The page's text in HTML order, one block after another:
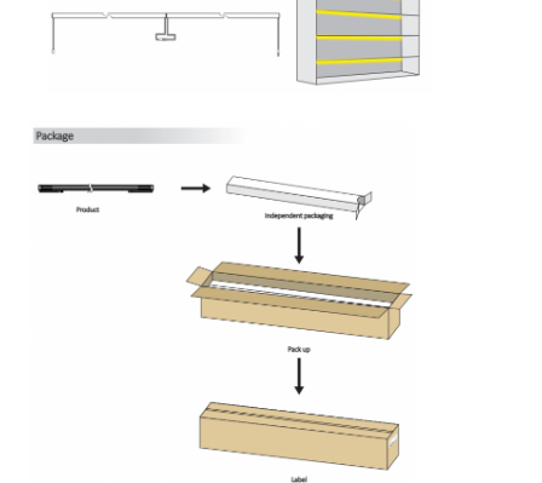
Grandi luci al neon
Mini lavastoviglie
Barra luminosa per sauna
Striscia LED ad alta efficienza
Apparecchi di illuminazione a LED